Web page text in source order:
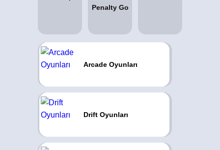
Arcade Oyunları
Drift Oyunları